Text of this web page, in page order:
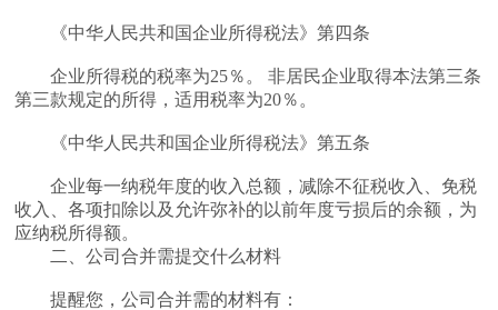
《中华人民共和国企业所得税法》第四条
企业所得税的税率为25％。 非居民企业取得本法第三条
第三款规定的所得，适用税率为20％。
《中华人民共和国企业所得税法》第五条
企业每一纳税年度的收入总额，减除不征税收入、免税
收入、各项扣除以及允许弥补的以前年度亏损后的余额，为
应纳税所得额。
二、公司合并需提交什么材料
提醒您，公司合并需的材料有：